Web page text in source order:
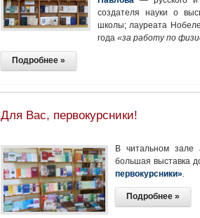
создателя науки о
школы; лауреата
года «за работу по
Подробнее »
Для Вас, первокурсники!
В читальном зале
большая выставка
первокурсники».
Подробнее »